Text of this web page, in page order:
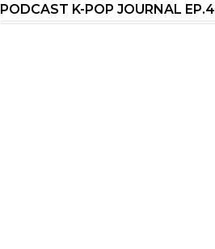
PODCAST K-POP JOURNAL EP.4